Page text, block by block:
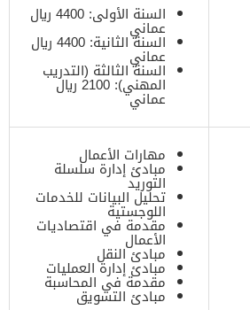
السنة الأولى: 4400 ريال
عماني
السنة الثانية: 4400 ريال
عماني
السنة الثالثة (التدريب
المهني): 2100 ريال
عماني
مهارات الأعمال
مبادئ إدارة سلسلة
التوريد
تحليل البيانات للخدمات
اللوجستية
مقدمة في اقتصاديات
الأعمال
مبادئ النقل
مبادئ إدارة العمليات
مقدمة في المحاسبة
مبادئ التسويق